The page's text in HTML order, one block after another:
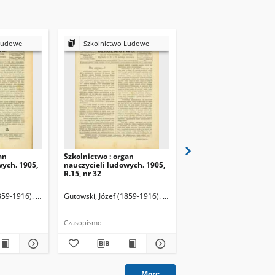
1905,
1916). Redaktor
Szkolnictwo Ludowe
Szkolnictwo : organ
nauczycieli ludowych. 1905,
R.15, nr 32
Gutowski, Józef (1859-1916). Redaktor
Czasopismo